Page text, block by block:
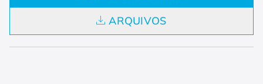
ARQUIVOS